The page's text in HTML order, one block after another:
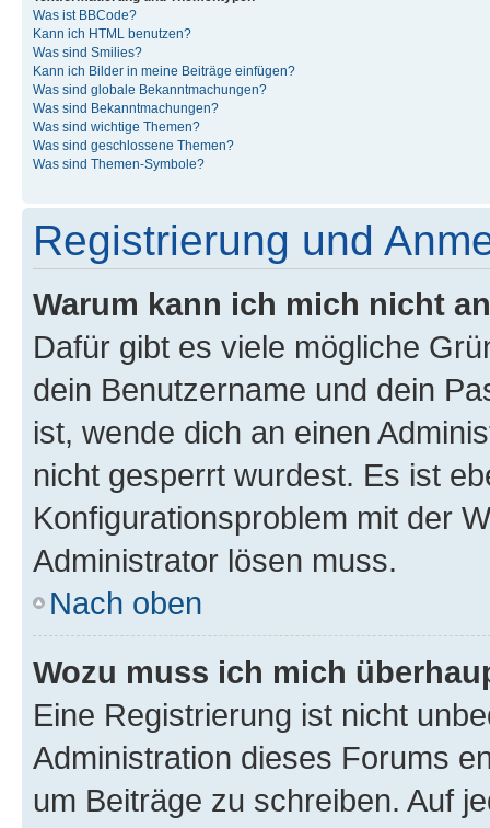
Was ist BBCode?
Kann ich HTML benutzen?
Was sind Smilies?
Kann ich Bilder in meine Beiträge einfügen?
Was sind globale Bekanntmachungen?
Was sind Bekanntmachungen?
Was sind wichtige Themen?
Was sind geschlossene Themen?
Was sind Themen-Symbole?
Registrierung und
Warum kann ich mich nicht
Dafür gibt es viele mögliche
dein Benutzername und dein
ist, wende dich an einen
nicht gesperrt wurdest. Es ist
Konfigurationsproblem mit der
Administrator lösen muss.
Nach oben
Wozu muss ich mich
Eine Registrierung ist nicht
Administration dieses Forums
um Beiträge zu schreiben. Auf